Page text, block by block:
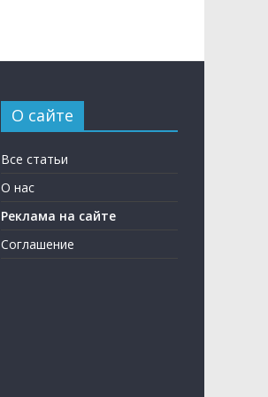
О сайте
Все статьи
О нас
Реклама на сайте
Соглашение